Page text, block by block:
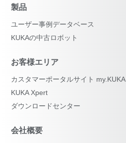
製品
ユーザー事例データベース
KUKAの中古ロボット
お客様エリア
カスタマーポータルサイト my.KUKA
KUKA Xpert
ダウンロードセンター
会社概要